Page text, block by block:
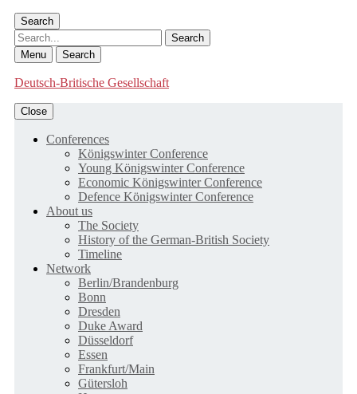
Search
Search
Menu Search
Deutsch-Britische Gesellschaft
Close
Conferences
Königswinter Conference
Young Königswinter Conference
Economic Königswinter Conference
Defence Königswinter Conference
About us
The Society
History of the German-British Society
Timeline
Network
Berlin/Brandenburg
Bonn
Dresden
Duke Award
Düsseldorf
Essen
Frankfurt/Main
Gütersloh